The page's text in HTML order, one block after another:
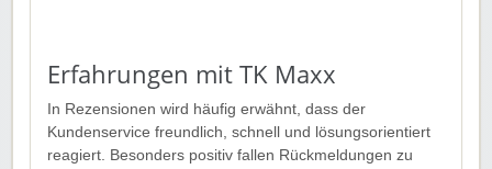
Erfahrungen mit TK Maxx
In Rezensionen wird häufig erwähnt, dass der
Kundenservice freundlich, schnell und lösungsorientiert
reagiert. Besonders positiv fallen Rückmeldungen zu